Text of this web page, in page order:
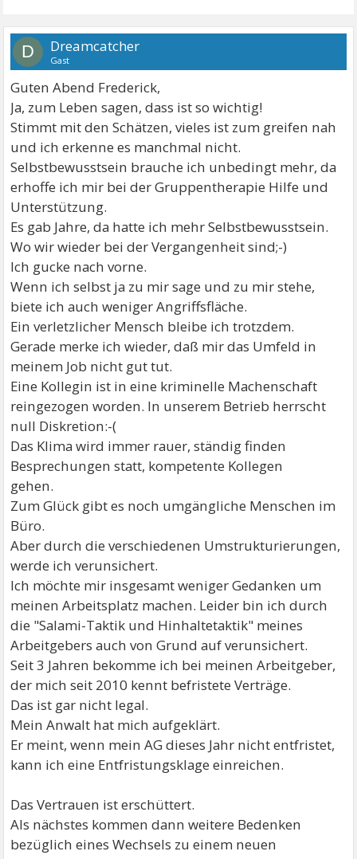
D Dreamcatcher
Gast
Guten Abend Frederick,
Ja, zum Leben sagen, dass ist so wichtig!
Stimmt mit den Schätzen, vieles ist zum greifen nah
und ich erkenne es manchmal nicht.
Selbstbewusstsein brauche ich unbedingt mehr, da
erhoffe ich mir bei der Gruppentherapie Hilfe und
Unterstützung.
Es gab Jahre, da hatte ich mehr Selbstbewusstsein.
Wo wir wieder bei der Vergangenheit sind;-)
Ich gucke nach vorne.
Wenn ich selbst ja zu mir sage und zu mir stehe,
biete ich auch weniger Angriffsfläche.
Ein verletzlicher Mensch bleibe ich trotzdem.
Gerade merke ich wieder, daß mir das Umfeld in
meinem Job nicht gut tut.
Eine Kollegin ist in eine kriminelle Machenschaft
reingezogen worden. In unserem Betrieb herrscht
null Diskretion:-(
Das Klima wird immer rauer, ständig finden
Besprechungen statt, kompetente Kollegen
gehen.
Zum Glück gibt es noch umgängliche Menschen im
Büro.
Aber durch die verschiedenen Umstrukturierungen,
werde ich verunsichert.
Ich möchte mir insgesamt weniger Gedanken um
meinen Arbeitsplatz machen. Leider bin ich durch
die "Salami-Taktik und Hinhaltetaktik" meines
Arbeitgebers auch von Grund auf verunsichert.
Seit 3 Jahren bekomme ich bei meinen Arbeitgeber,
der mich seit 2010 kennt befristete Verträge.
Das ist gar nicht legal.
Mein Anwalt hat mich aufgeklärt.
Er meint, wenn mein AG dieses Jahr nicht entfristet,
kann ich eine Entfristungsklage einreichen.
Das Vertrauen ist erschüttert.
Als nächstes kommen dann weitere Bedenken
bezüglich eines Wechsels zu einem neuen